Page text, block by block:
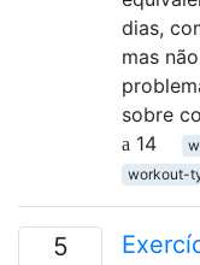
dias,
mas
sobre
14
workout-
5